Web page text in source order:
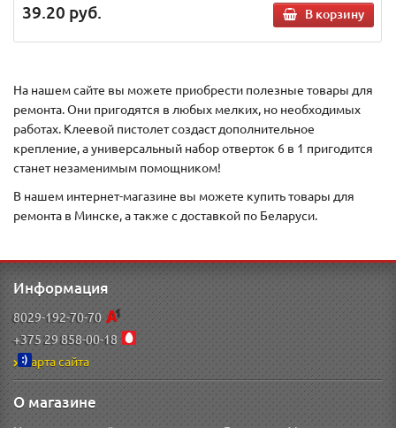
39.20 руб. В корзину
На нашем сайте вы можете приобрести полезные товары для
ремонта. Они пригодятся в любых мелких, но необходимых
работах. Клеевой пистолет создаст дополнительное
крепление, а универсальный набор отверток 6 в 1 пригодится
станет незаменимым помощником!
В нашем интернет-магазине вы можете купить товары для
ремонта в Минске, а также с доставкой по Беларуси.
Информация
8029-192-70-70
+375 29 858-00-18
Карта сайта
О магазине